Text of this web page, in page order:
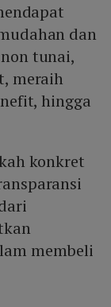
dan
tunai,
meraih
hingga
konkret
membeli